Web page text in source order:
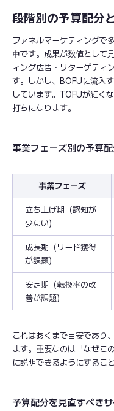
段階別の予算配分
ファネルマーケティングで
中です。成果が数値として
ィング広告・リターゲティ
す。しかし、BOFUに流入
しています。TOFUが細く
打ちになります。
事業フェーズ別の予算
事業フェーズ
立ち上げ期（認知が
少ない）
成長期（リード獲得
が課題）
安定期（転換率の改
善が課題）
これはあくまで目安であり
ます。重要なのは「なぜこ
に説明できるようにすること
予算配分を見直すべき